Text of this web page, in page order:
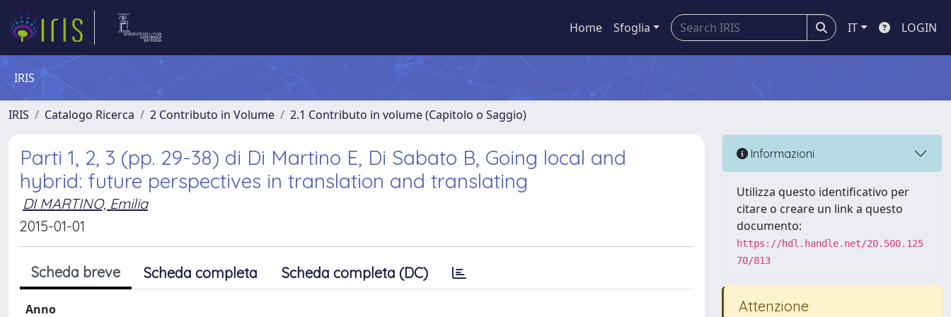
Home Sfoglia IT LOGIN
IRIS
IRIS Catalogo Ricerca 2 Contributo in Volume 2.1 Contributo in volume (Capitolo o Saggio)
Parti 1, 2, 3 (pp. 29-38) di Di Martino E, Di Sabato B, Going local and
hybrid: future perspectives in translation and translating
DI MARTINO, Emilia
2015-01-01
Scheda breve Scheda completa Scheda completa (DC)
Anno
Informazioni
Utilizza questo identificativo per
citare o creare un link a questo
documento:
https://hdl.handle.net/20.500.125
70/813
Attenzione